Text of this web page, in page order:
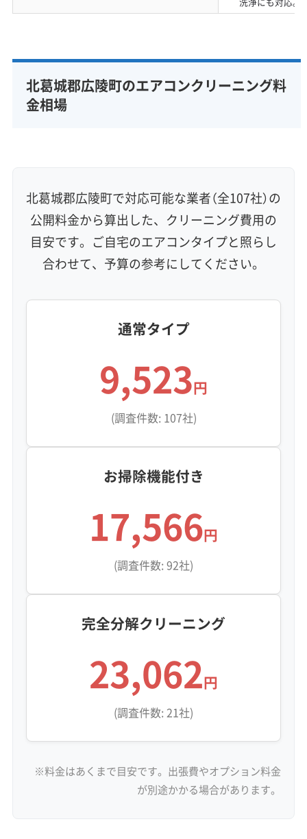
北葛城郡広陵町のエアコンクリーニング料
金相場
北葛城郡広陵町で対応可能な業者（全107社）の
公開料金から算出した、クリーニング費用の
目安です。ご自宅のエアコンタイプと照らし
合わせて、予算の参考にしてください。
通常タイプ
9,523円
(調査件数: 107社)
お掃除機能付き
17,566円
(調査件数: 92社)
完全分解クリーニング
23,062円
(調査件数: 21社)
※料金はあくまで目安です。出張費やオプション料金
が別途かかる場合があります。